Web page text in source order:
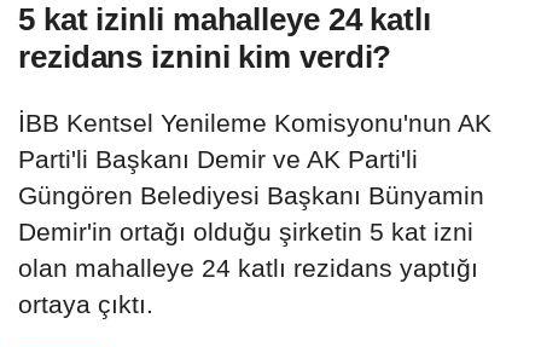
5 kat izinli mahalleye 24 katlı
rezidans iznini kim verdi?
İBB Kentsel Yenileme Komisyonu'nun AK
Parti'li Başkanı Demir ve AK Parti'li
Güngören Belediyesi Başkanı Bünyamin
Demir'in ortağı olduğu şirketin 5 kat izni
olan mahalleye 24 katlı rezidans yaptığı
ortaya çıktı.